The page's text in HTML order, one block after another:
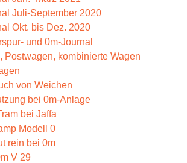
Juli-September 2020
Okt. bis Dez. 2020
und 0m-Journal
Postwagen, kombinierte Wagen
von Weichen
bei 0m-Anlage
bei Jaffa
Modell 0
rein bei 0m
V 29